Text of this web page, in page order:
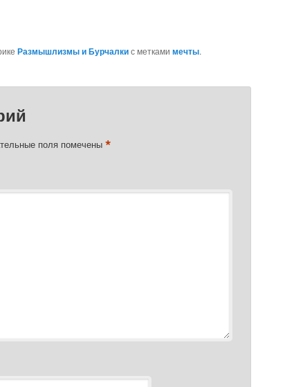
Размышлизмы и Бурчалкис метками мечты.
поля помечены *